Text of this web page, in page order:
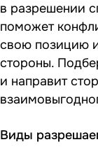
в разрешении
поможет
свою позицию
стороны.
и направит
Виды